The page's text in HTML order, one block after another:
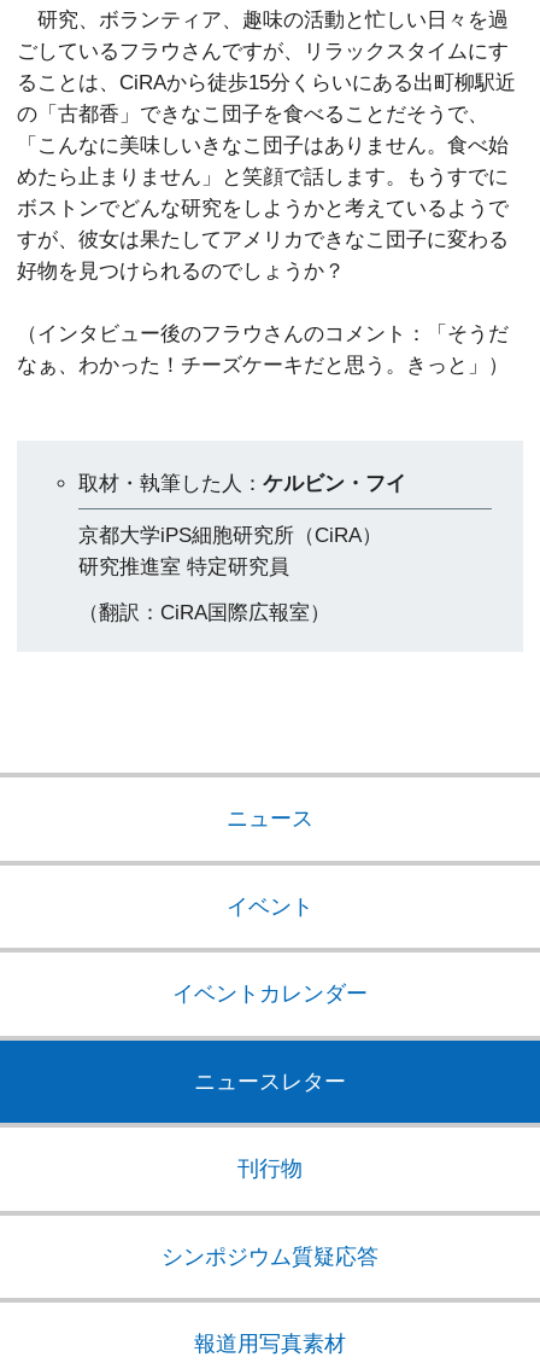
研究、ボランティア、趣味の活動と忙しい日々を過
ごしているフラウさんですが、リラックスタイムにす
ることは、CiRAから徒歩15分くらいにある出町柳駅近
の「古都香」できなこ団子を食べることだそうで、
「こんなに美味しいきなこ団子はありません。食べ始
めたら止まりません」と笑顔で話します。もうすでに
ボストンでどんな研究をしようかと考えているようで
すが、彼女は果たしてアメリカできなこ団子に変わる
好物を見つけられるのでしょうか？
（インタビュー後のフラウさんのコメント：「そうだ
なぁ、わかった！チーズケーキだと思う。きっと」）
取材・執筆した人： ケルビン・フイ
京都大学iPS細胞研究所（CiRA）
研究推進室 特定研究員
（翻訳：CiRA国際広報室）
ニュース
イベント
イベントカレンダー
ニュースレター
刊行物
シンポジウム質疑応答
報道用写真素材